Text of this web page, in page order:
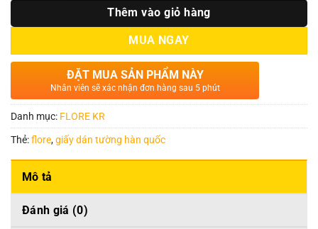
Thêm vào giỏ hàng
MUA NGAY
ĐẶT MUA SẢN PHẨM NÀY
Nhân viên sẽ xác nhận đơn hàng sau 5 phút
Danh mục: FLORE KR
Thẻ:flore,giấy dán tường hàn quốc
Mô tả
Đánh giá (0)